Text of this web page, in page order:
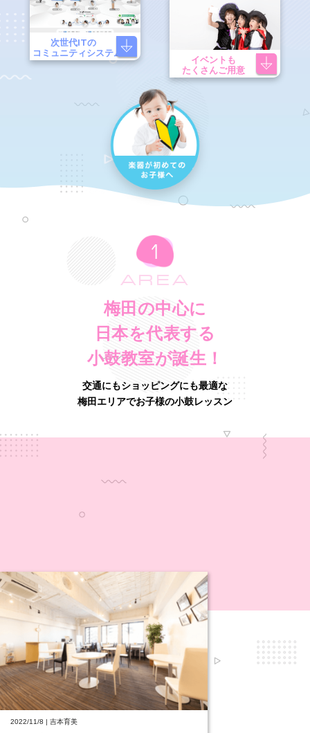
次世代ITの
コミュニティシステム
イベントも
たくさんご用意
AREA
梅田の中心に
日本を代表する
小鼓教室が誕生！
交通にもショッピングにも最適な
梅田エリアでお子様の小鼓レッスン
2022/11/8 | 吉本育美